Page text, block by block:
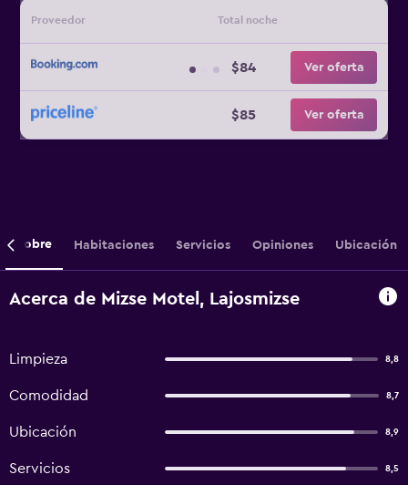
Proveedor Total noche
$84 Ver oferta
$85 Ver oferta
Sobre Habitaciones Servicios Opiniones Ubicación
Acerca de Mizse Motel, Lajosmizse
Limpieza 8,8
Comodidad 8,7
Ubicación 8,9
Servicios 8,5